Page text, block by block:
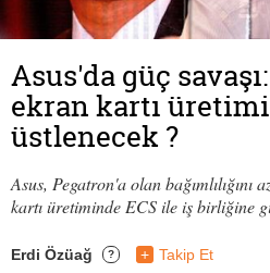
Asus'da güç
ekran kartı
üstlenecek ?
Asus, Pegatron'a olan
kartı üretiminde ECS ile iş birliğine
Erdi Özüağ ? + Takip Et